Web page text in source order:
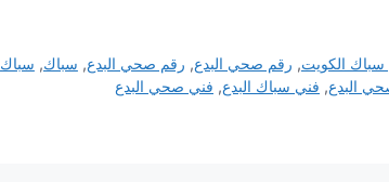
سباك الكويت, رقم صحي البدع, رقم صحي البدع, سباك, سباك
البدع, فني سباك البدع, فني صحي البدع